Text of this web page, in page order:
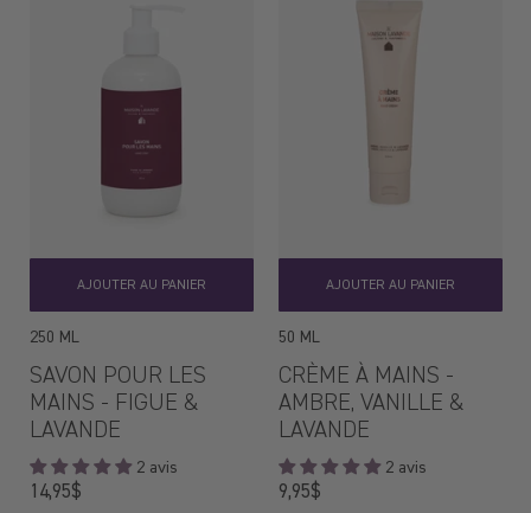
AJOUTER AU PANIER
250 ML
SAVON POUR LES
MAINS - FIGUE &
LAVANDE
2 avis
14,95$Prix
AJOUTER AU PANIER
50 ML
CRÈME À MAINS -
AMBRE, VANILLE &
LAVANDE
2 avis
9,95$Prix